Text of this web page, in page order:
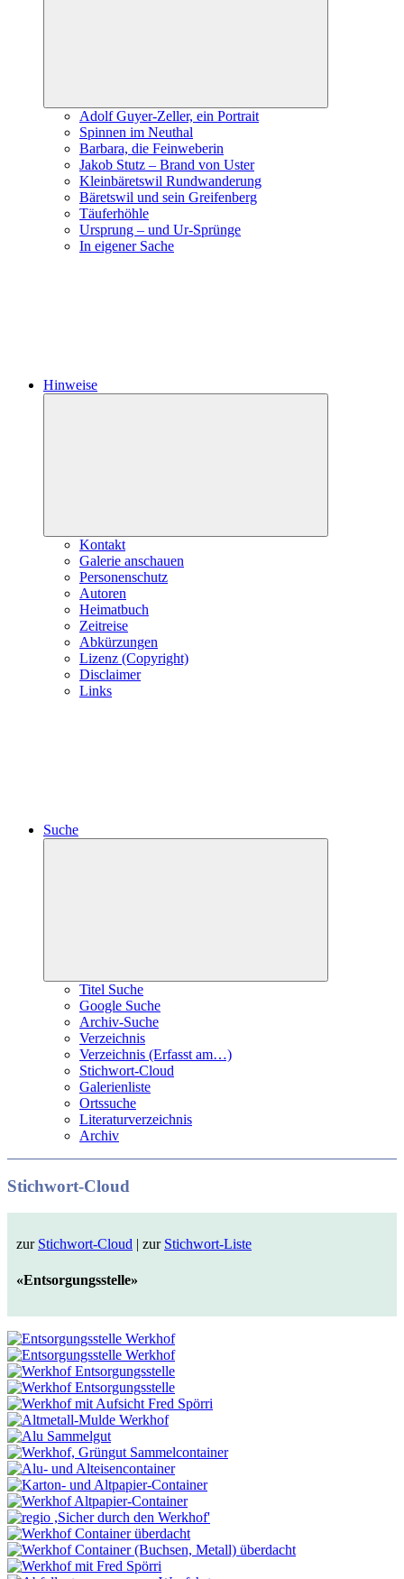
Adolf Guyer-Zeller, ein Portrait
Spinnen im Neuthal
Barbara, die Feinweberin
Jakob Stutz – Brand von Uster
Kleinbäretswil Rundwanderung
Bäretswil und sein Greifenberg
Täuferhöhle
Ursprung – und Ur-Sprünge
In eigener Sache
Hinweise
Kontakt
Galerie anschauen
Personenschutz
Autoren
Heimatbuch
Zeitreise
Abkürzungen
Lizenz (Copyright)
Disclaimer
Links
Suche
Titel Suche
Google Suche
Archiv-Suche
Verzeichnis
Verzeichnis (Erfasst am…)
Stichwort-Cloud
Galerienliste
Ortssuche
Literaturverzeichnis
Archiv
Stichwort-Cloud
zur Stichwort-Cloud | zur Stichwort-Liste
«Entsorgungsstelle»